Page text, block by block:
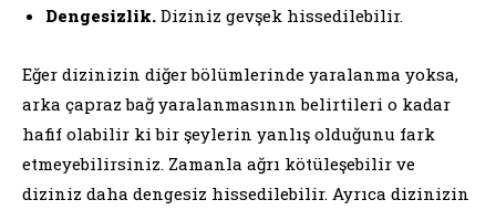
Dengesizlik. Diziniz gevşek hissedilebilir.
Eğer dizinizin diğer bölümlerinde yaralanma yoksa,
arka çapraz bağ yaralanmasının belirtileri o kadar
hafif olabilir ki bir şeylerin yanlış olduğunu fark
etmeyebilirsiniz. Zamanla ağrı kötüleşebilir ve
diziniz daha dengesiz hissedilebilir. Ayrıca dizinizin